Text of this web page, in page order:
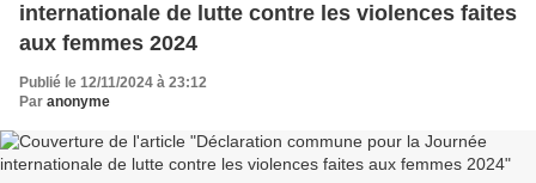
internationale de lutte contre les violences faites
aux femmes 2024
Publié le 12/11/2024 à 23:12
Par anonyme